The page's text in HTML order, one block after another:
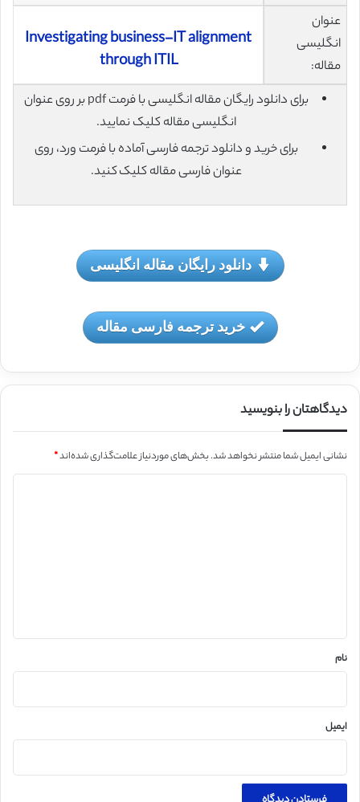
عنوان
انگلیسی
مقاله:
Investigating business-IT alignment
through ITIL
برای دانلود رایگان مقاله انگلیسی با فرمت pdf بر روی عنوان
انگلیسی مقاله کلیک نمایید.
برای خرید و دانلود ترجمه فارسی آماده با فرمت ورد، روی
عنوان فارسی مقاله کلیک کنید.
دانلود رایگان مقاله انگلیسی
خرید ترجمه فارسی مقاله
دیدگاهتان را بنویسید
نشانی ایمیل شما منتشر نخواهد شد.بخش‌های موردنیاز علامت‌گذاری شده‌اند*
نام
ایمیل